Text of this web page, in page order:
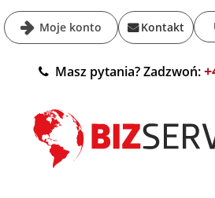
Moje konto Kontakt
Masz pytania? Zadzwoń: